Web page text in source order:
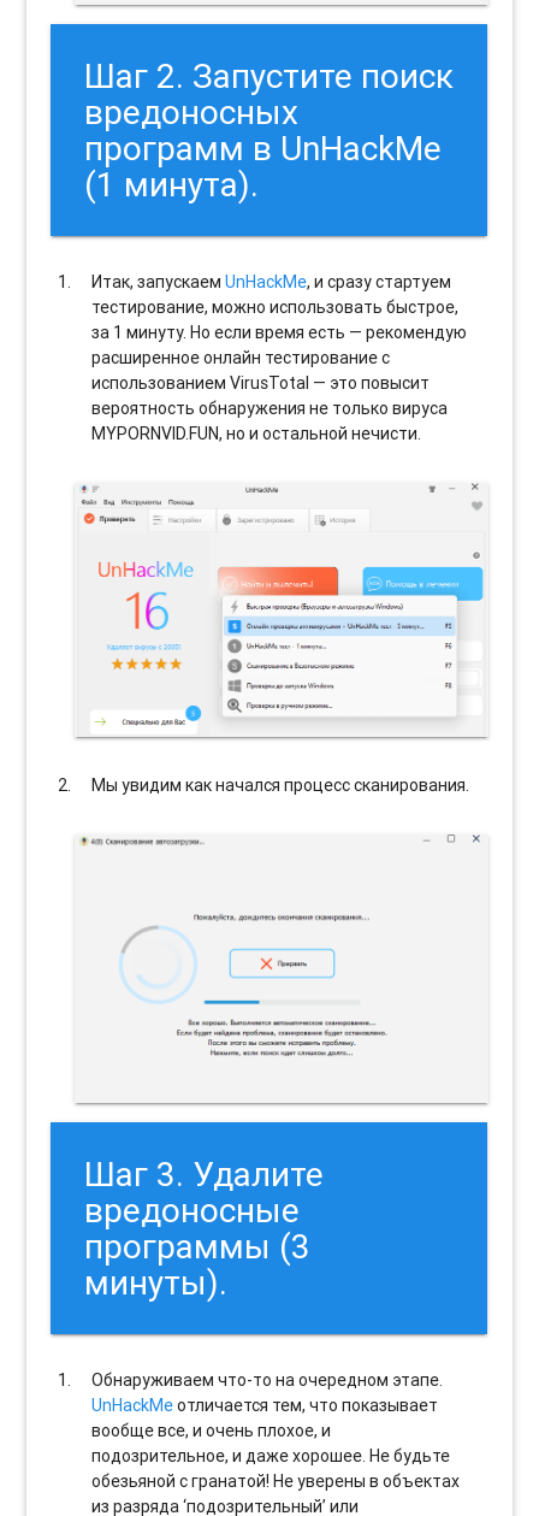
Шаг 2. Запустите поиск
вредоносных
программ в UnHackMe
(1 минута).
Итак, запускаемUnHackMe, и сразу стартуем
тестирование, можно использовать быстрое,
за 1 минуту. Но если время есть — рекомендую
расширенное онлайн тестирование с
использованием VirusTotal — это повысит
вероятность обнаружения не только вируса
MYPORNVID.FUN, но и остальной нечисти.
Мы увидим как начался процесс сканирования.
Шаг 3. Удалите
вредоносные
программы (3
минуты).
Обнаруживаем что-то на очередном этапе.
UnHackMeотличается тем, что показывает
вообще все, и очень плохое, и
подозрительное, и даже хорошее. Не будьте
обезьяной с гранатой! Не уверены в объектах
из разряда ‘подозрительный’ или